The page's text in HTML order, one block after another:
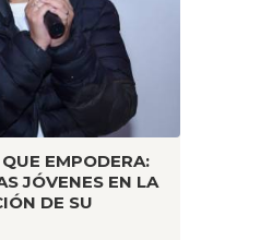
EMPODERA:
JÓVENES EN LA
DE SU